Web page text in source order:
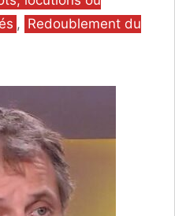
, Redoublement du